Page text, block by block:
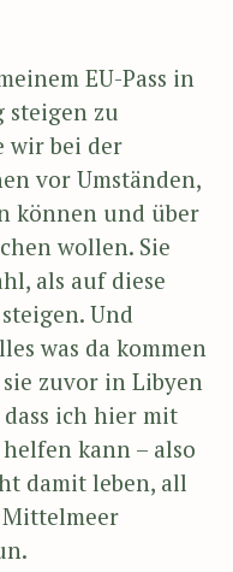
EU-Pass in
steigen zu
wir bei der
vor Umständen,
können und über
wollen. Sie
als auf diese
Und
was da kommen
sie zuvor in Libyen
ich hier mit
kann – also
damit leben, all
Mittelmeer